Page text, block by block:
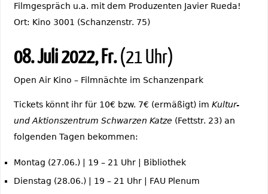
Filmgespräch u.a. mit dem Produzenten Javier Rueda!
Ort: Kino 3001 (Schanzenstr. 75)
08. Juli 2022, Fr.(21 Uhr)
Open Air Kino – Filmnächte im Schanzenpark
Tickets könnt ihr für 10€ bzw. 7€ (ermäßigt) im Kultur-
und Aktionszentrum Schwarzen Katze (Fettstr. 23) an
folgenden Tagen bekommen:
Montag (27.06.) | 19 – 21 Uhr | Bibliothek
Dienstag (28.06.) | 19 – 21 Uhr | FAU Plenum